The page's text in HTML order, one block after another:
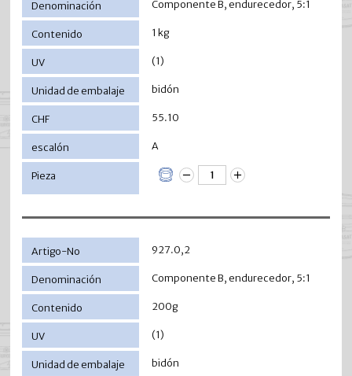
Componente B, endurecedor, 5:1
1 kg
(1)
bidón
55.10
A
927.0,2
Componente B, endurecedor, 5:1
200g
(1)
bidón